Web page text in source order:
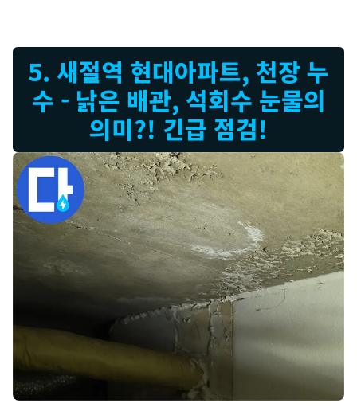
5. 새절역 현대아파트, 천장 누
수 - 낡은 배관, 석회수 눈물의
의미?! 긴급 점검!